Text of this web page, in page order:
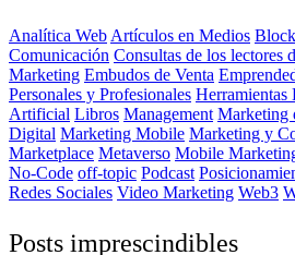
Analítica Web Artículos en Medios
Comunicación Consultas de los lectores
Marketing Embudos de Venta
Personales y Profesionales Herramientas
Artificial Libros Management Marketing
Digital Marketing Mobile Marketing y
Marketplace Metaverso Mobile
No-Code off-topic Podcast
Redes Sociales Video Marketing Web3
Posts imprescindibles